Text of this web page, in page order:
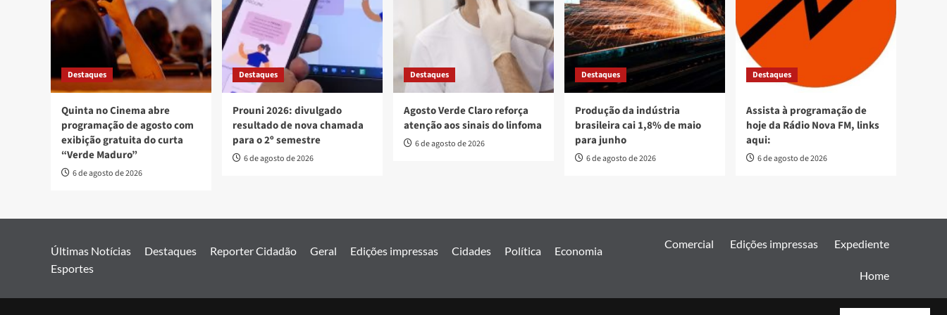
Destaques
Quinta no Cinema abre
programação de agosto com
exibição gratuita do curta
“Verde Maduro”
6 de agosto de 2026
Destaques
Prouni 2026: divulgado
resultado de nova chamada
para o 2º semestre
6 de agosto de 2026
Destaques
Agosto Verde Claro reforça
atenção aos sinais do linfoma
6 de agosto de 2026
Destaques
Produção da indústria
brasileira cai 1,8% de maio
para junho
6 de agosto de 2026
Destaques
Assista à programação de
hoje da Rádio Nova FM, links
aqui:
6 de agosto de 2026
Últimas Notícias Destaques Reporter Cidadão Geral Edições impressas Cidades Política
Economia
Esportes
Comercial Edições impressas Expediente
Home